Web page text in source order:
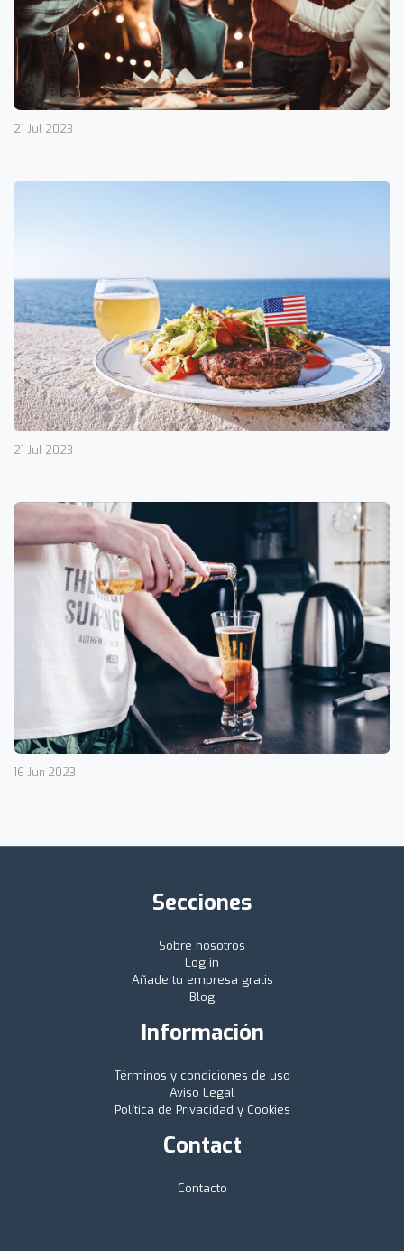
21 Jul 2023
21 Jul 2023
16 Jun 2023
Secciones
Sobre nosotros
Log in
Añade tu empresa gratis
Blog
Información
Términos y condiciones de uso
Aviso Legal
Política de Privacidad y Cookies
Contact
Contacto